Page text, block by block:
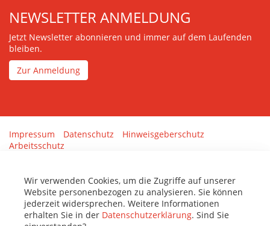
NEWSLETTER ANMELDUNG
Jetzt Newsletter abonnieren und immer auf dem Laufenden
bleiben.
Zur Anmeldung
Impressum Datenschutz
Hinweisgeberschutz
Arbeitsschutz
Wir verwenden Cookies, um die Zugriffe auf unserer
Website personenbezogen zu analysieren. Sie können
jederzeit widersprechen. Weitere Informationen
erhalten Sie in der Datenschutzerklärung. Sind Sie